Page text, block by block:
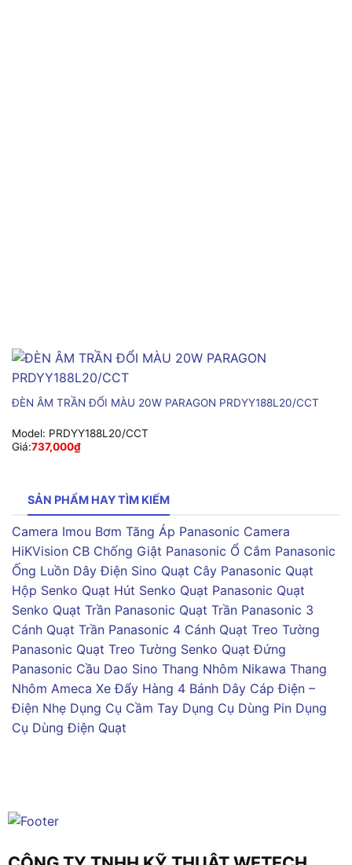
ĐÈN ÂM TRẦN ĐỔI MÀU 20W PARAGON PRDYY188L20/CCT
Model: PRDYY188L20/CCT
Giá:737,000₫
SẢN PHẨM HAY TÌM KIẾM
Camera Imou Bơm Tăng Áp Panasonic Camera
HiKVision CB Chống Giật Panasonic Ổ Cắm Panasonic
Ống Luồn Dây Điện Sino Quạt Cây Panasonic Quạt
Hộp Senko Quạt Hút Senko Quạt Panasonic Quạt
Senko Quạt Trần Panasonic Quạt Trần Panasonic 3
Cánh Quạt Trần Panasonic 4 Cánh Quạt Treo Tường
Panasonic Quạt Treo Tường Senko Quạt Đứng
Panasonic Cầu Dao Sino Thang Nhôm Nikawa Thang
Nhôm Ameca Xe Đẩy Hàng 4 Bánh Dây Cáp Điện –
Điện Nhẹ Dụng Cụ Cầm Tay Dụng Cụ Dùng Pin Dụng
Cụ Dùng Điện Quạt